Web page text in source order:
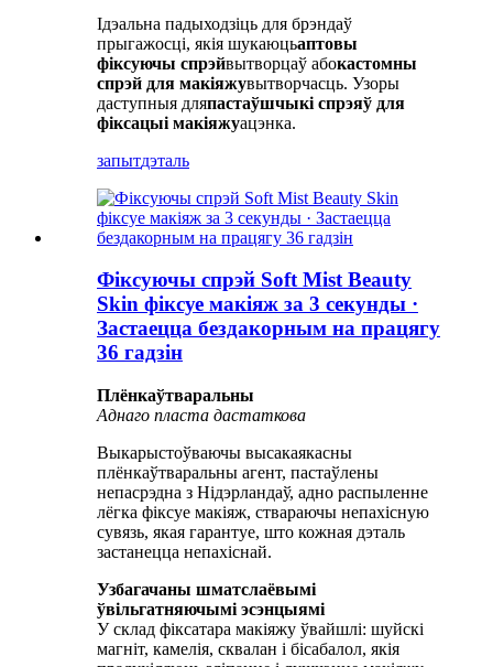
Ідэальна падыходзіць для брэндаў
прыгажосці, якія шукаюцьаптовы
фіксуючы спрэйвытворцаў абокастомны
спрэй для макіяжувытворчасць. Узоры
даступныя дляпастаўшчыкі спрэяў для
фіксацыі макіяжуацэнка.
запытдэталь
Фіксуючы спрэй Soft Mist Beauty
Skin фіксуе макіяж за 3 секунды ·
Застаецца бездакорным на працягу
36 гадзін
Плёнкаўтваральны
Аднаго пласта дастаткова
Выкарыстоўваючы высакаякасны
плёнкаўтваральны агент, пастаўлены
непасрэдна з Нідэрландаў, адно распыленне
лёгка фіксуе макіяж, ствараючы непахісную
сувязь, якая гарантуе, што кожная дэталь
застанецца непахіснай.
Узбагачаны шматслаёвымі
ўвільгатняючымі эсэнцыямі
У склад фіксатара макіяжу ўвайшлі: шуйскі
магніт, камелія, сквалан і бісабалол, якія